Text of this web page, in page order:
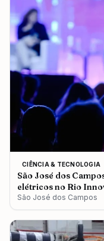
CIÊNCIA & TECNOLOGIA
São José dos
elétricos no Rio
São José dos Campos